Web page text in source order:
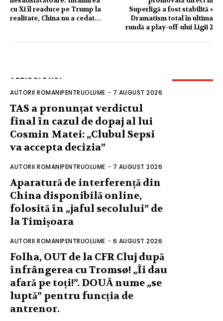
cu Xi îl readuce pe Trump la
realitate, China nu a cedat…
Superligă a fost stabilită »
Dramatism total în ultima
rundă a play-off-ului Ligii 2
ARTICOLE NOI
AUTORII ROMANIPENTRUOLUME - 7 AUGUST 2026
TAS a pronunțat verdictul
final în cazul de dopaj al lui
Cosmin Matei: „Clubul Sepsi
va accepta decizia”
AUTORII ROMANIPENTRUOLUME - 7 AUGUST 2026
Aparatură de interferență din
China disponibilă online,
folosită în „jaful secolului” de
la Timișoara
AUTORII ROMANIPENTRUOLUME - 6 AUGUST 2026
Folha, OUT de la CFR Cluj după
înfrângerea cu Tromsø! „Îi dau
afară pe toți!”. DOUĂ nume „se
luptă” pentru funcția de
antrenor.